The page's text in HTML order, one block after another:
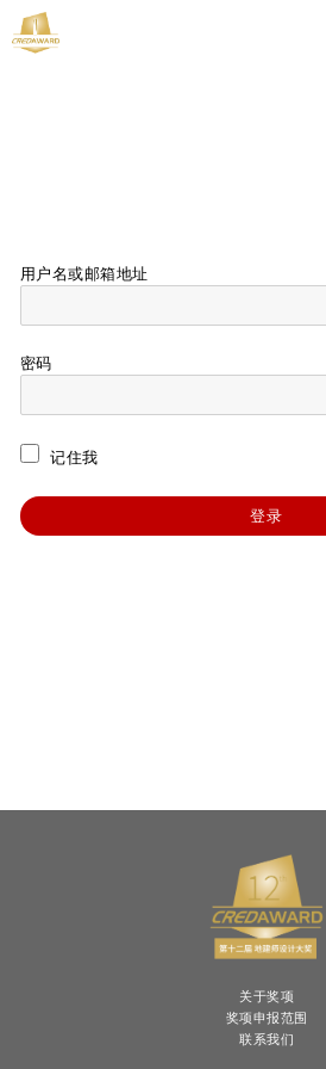
用户名或邮箱地址
密码
记住我
关于奖项
奖项申报范围
联系我们